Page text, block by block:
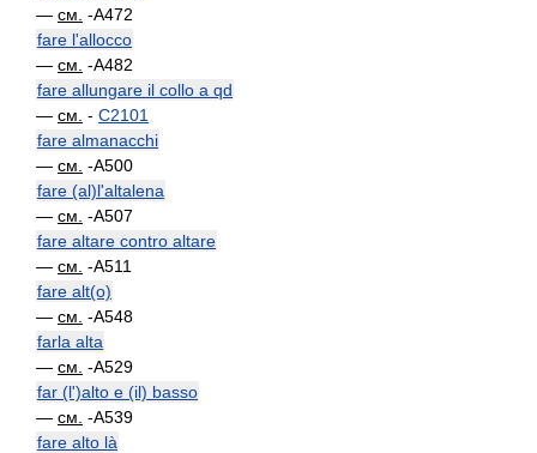
— см. -A472
fare l'allocco
— см. -A482
fare allungare il collo a qd
— см. - C2101
fare almanacchi
— см. -A500
fare (al)l'altalena
— см. -A507
fare altare contro altare
— см. -A511
fare alt(o)
— см. -A548
farla alta
— см. -A529
far (l')alto e (il) basso
— см. -A539
fare alto là